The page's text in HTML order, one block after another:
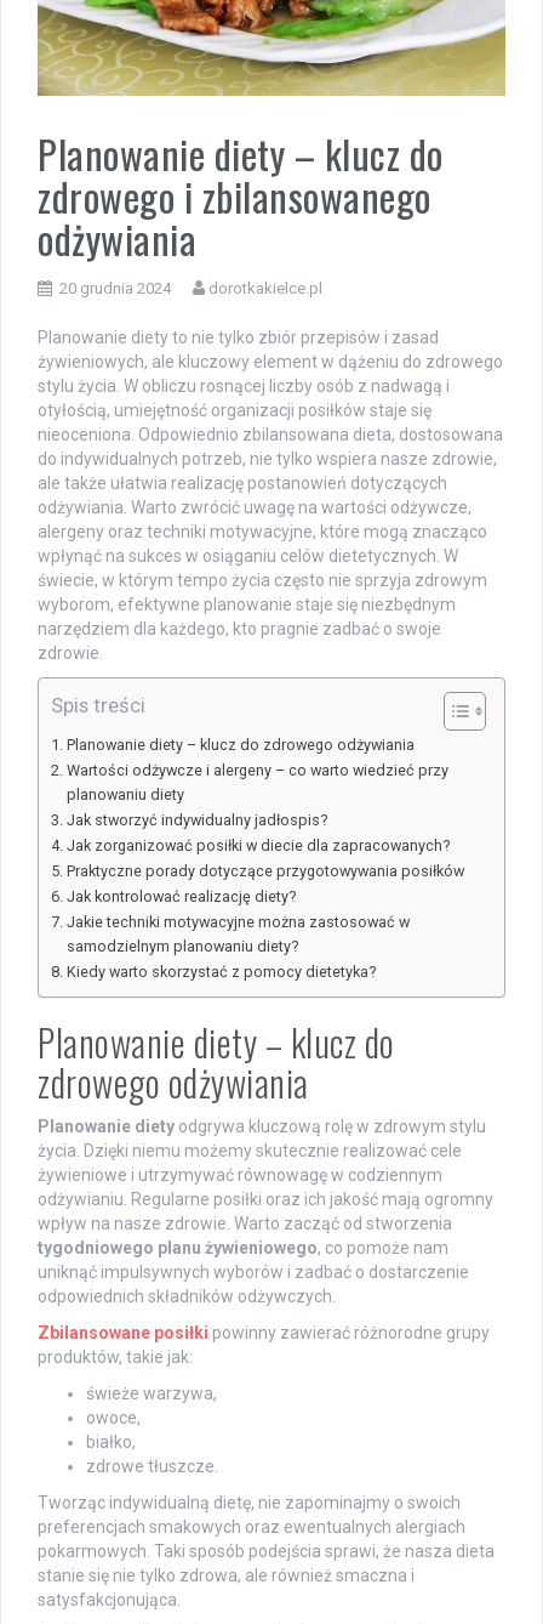
Planowanie diety – klucz do
zdrowego i zbilansowanego
odżywiania
20 grudnia 2024 dorotkakielce.pl
Planowanie diety to nie tylko zbiór przepisów i zasad
żywieniowych, ale kluczowy element w dążeniu do zdrowego
stylu życia. W obliczu rosnącej liczby osób z nadwagą i
otyłością, umiejętność organizacji posiłków staje się
nieoceniona. Odpowiednio zbilansowana dieta, dostosowana
do indywidualnych potrzeb, nie tylko wspiera nasze zdrowie,
ale także ułatwia realizację postanowień dotyczących
odżywiania. Warto zwrócić uwagę na wartości odżywcze,
alergeny oraz techniki motywacyjne, które mogą znacząco
wpłynąć na sukces w osiąganiu celów dietetycznych. W
świecie, w którym tempo życia często nie sprzyja zdrowym
wyborom, efektywne planowanie staje się niezbędnym
narzędziem dla każdego, kto pragnie zadbać o swoje
zdrowie.
Spis treści
Planowanie diety – klucz do zdrowego odżywiania
Wartości odżywcze i alergeny – co warto wiedzieć przy
planowaniu diety
Jak stworzyć indywidualny jadłospis?
Jak zorganizować posiłki w diecie dla zapracowanych?
Praktyczne porady dotyczące przygotowywania posiłków
Jak kontrolować realizację diety?
Jakie techniki motywacyjne można zastosować w
samodzielnym planowaniu diety?
Kiedy warto skorzystać z pomocy dietetyka?
Planowanie diety – klucz do
zdrowego odżywiania
Planowanie diety odgrywa kluczową rolę w zdrowym stylu
życia. Dzięki niemu możemy skutecznie realizować cele
żywieniowe i utrzymywać równowagę w codziennym
odżywianiu. Regularne posiłki oraz ich jakość mają ogromny
wpływ na nasze zdrowie. Warto zacząć od stworzenia
tygodniowego planu żywieniowego, co pomoże nam
uniknąć impulsywnych wyborów i zadbać o dostarczenie
odpowiednich składników odżywczych.
Zbilansowane posiłki powinny zawierać różnorodne grupy
produktów, takie jak:
świeże warzywa,
owoce,
białko,
zdrowe tłuszcze.
Tworząc indywidualną dietę, nie zapominajmy o swoich
preferencjach smakowych oraz ewentualnych alergiach
pokarmowych. Taki sposób podejścia sprawi, że nasza dieta
stanie się nie tylko zdrowa, ale również smaczna i
satysfakcjonująca.